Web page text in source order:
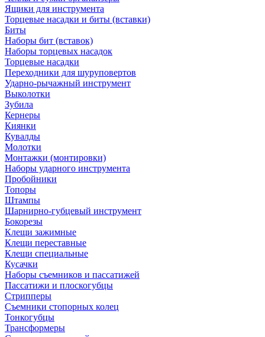
Ящики для инструмента
Торцевые насадки и биты (вставки)
Биты
Наборы бит (вставок)
Наборы торцевых насадок
Торцевые насадки
Переходники для шуруповертов
Ударно-рычажный инструмент
Выколотки
Зубила
Кернеры
Киянки
Кувалды
Молотки
Монтажки (монтировки)
Наборы ударного инструмента
Пробойники
Топоры
Штампы
Шарнирно-губцевый инструмент
Бокорезы
Клещи зажимные
Клещи переставные
Клещи специальные
Кусачки
Наборы съемников и пассатижей
Пассатижи и плоскогубцы
Стрипперы
Съемники стопорных колец
Тонкогубцы
Трансформеры